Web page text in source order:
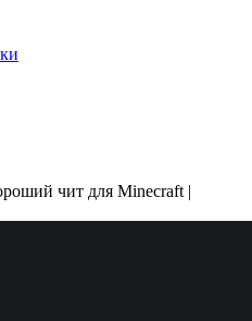
чит для Minecraft |